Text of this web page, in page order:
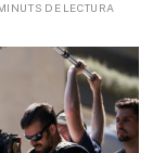
DE LECTURA